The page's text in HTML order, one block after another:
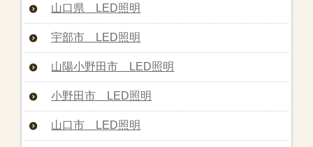
山口県 LED照明
宇部市 LED照明
山陽小野田市 LED照明
小野田市 LED照明
山口市 LED照明